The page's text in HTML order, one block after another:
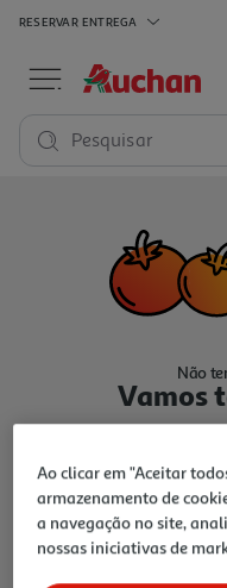
RESERVAR ENTREGA
Pesquisar
Não
Vamos
Ir para
Ao clicar em "Aceitar
armazenamento de
a navegação no site,
nossas iniciativas de